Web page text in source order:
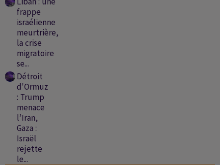
frappe
israélienne
meurtrière,
la crise
migratoire
se...
Détroit
d'Ormuz
: Trump
menace
l’Iran,
Gaza :
Israël
rejette
le...